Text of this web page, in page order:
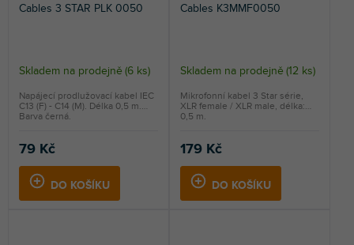
Cables 3 STAR PLK 0050
Skladem na prodejně (6 ks)
79 Kč
DO KOŠÍKU
Napájecí prodlužovací kabel IEC
C13 (F) - C14 (M). Délka 0,5 m.
Barva černá.
Cables K3MMF0050
Skladem na prodejně (12 ks)
179 Kč
DO KOŠÍKU
Mikrofonní kabel 3 Star série,
XLR female / XLR male, délka:
0,5 m.